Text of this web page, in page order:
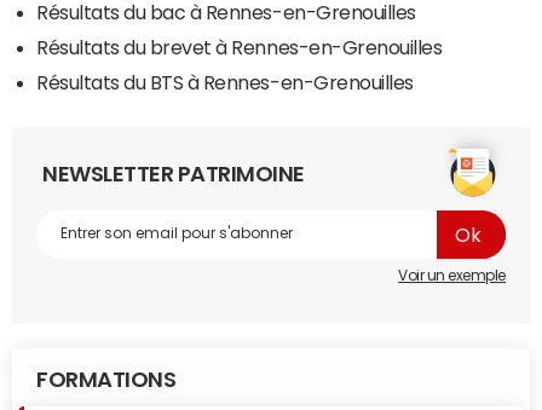
Résultats du bac à Rennes-en-Grenouilles
Résultats du brevet à Rennes-en-Grenouilles
Résultats du BTS à Rennes-en-Grenouilles
NEWSLETTER PATRIMOINE
Voir un exemple
FORMATIONS